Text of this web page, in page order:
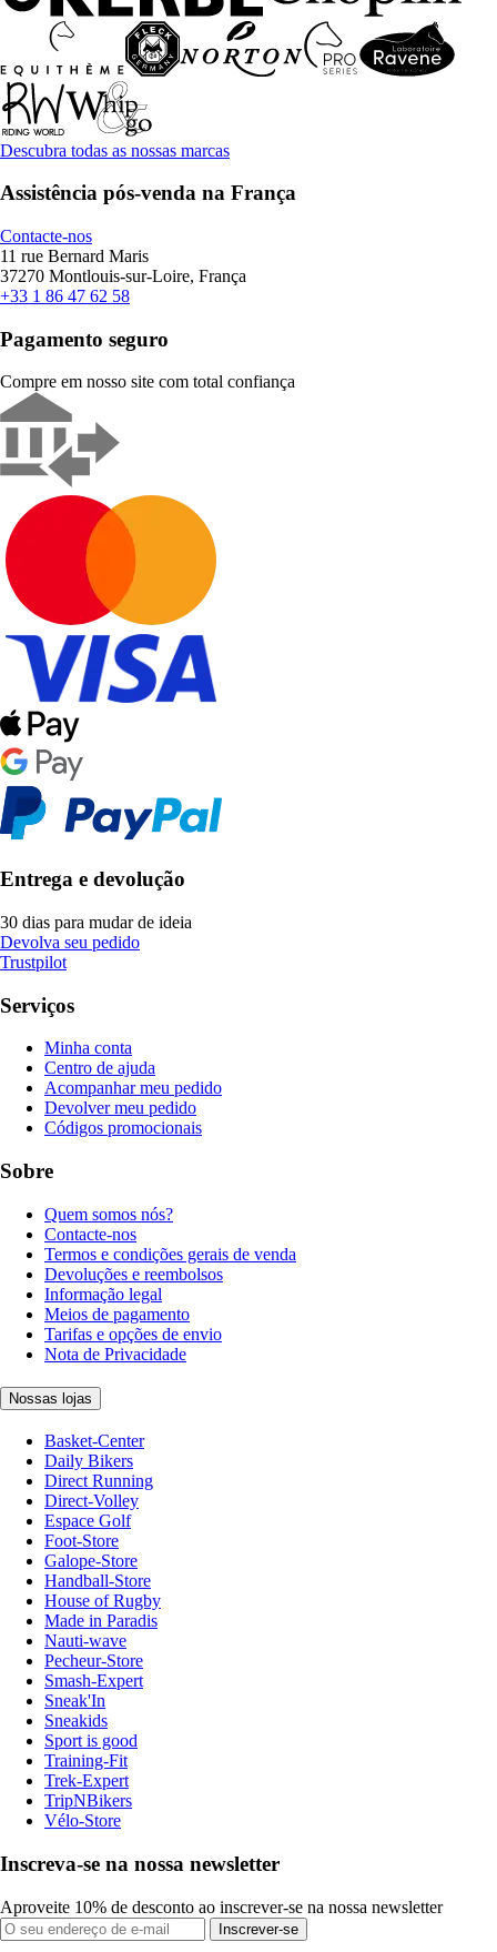
Descubra todas as nossas marcas
Assistência pós-venda na França
Contacte-nos
11 rue Bernard Maris
37270 Montlouis-sur-Loire, França
+33 1 86 47 62 58
Pagamento seguro
Compre em nosso site com total confiança
Entrega e devolução
30 dias para mudar de ideia
Devolva seu pedido
Trustpilot
Serviços
Minha conta
Centro de ajuda
Acompanhar meu pedido
Devolver meu pedido
Códigos promocionais
Sobre
Quem somos nós?
Contacte-nos
Termos e condições gerais de venda
Devoluções e reembolsos
Informação legal
Meios de pagamento
Tarifas e opções de envio
Nota de Privacidade
Nossas lojas
Basket-Center
Daily Bikers
Direct Running
Direct-Volley
Espace Golf
Foot-Store
Galope-Store
Handball-Store
House of Rugby
Made in Paradis
Nauti-wave
Pecheur-Store
Smash-Expert
Sneak'In
Sneakids
Sport is good
Training-Fit
Trek-Expert
TripNBikers
Vélo-Store
Inscreva-se na nossa newsletter
Aproveite 10% de desconto ao inscrever-se na nossa newsletter
Inscrever-se